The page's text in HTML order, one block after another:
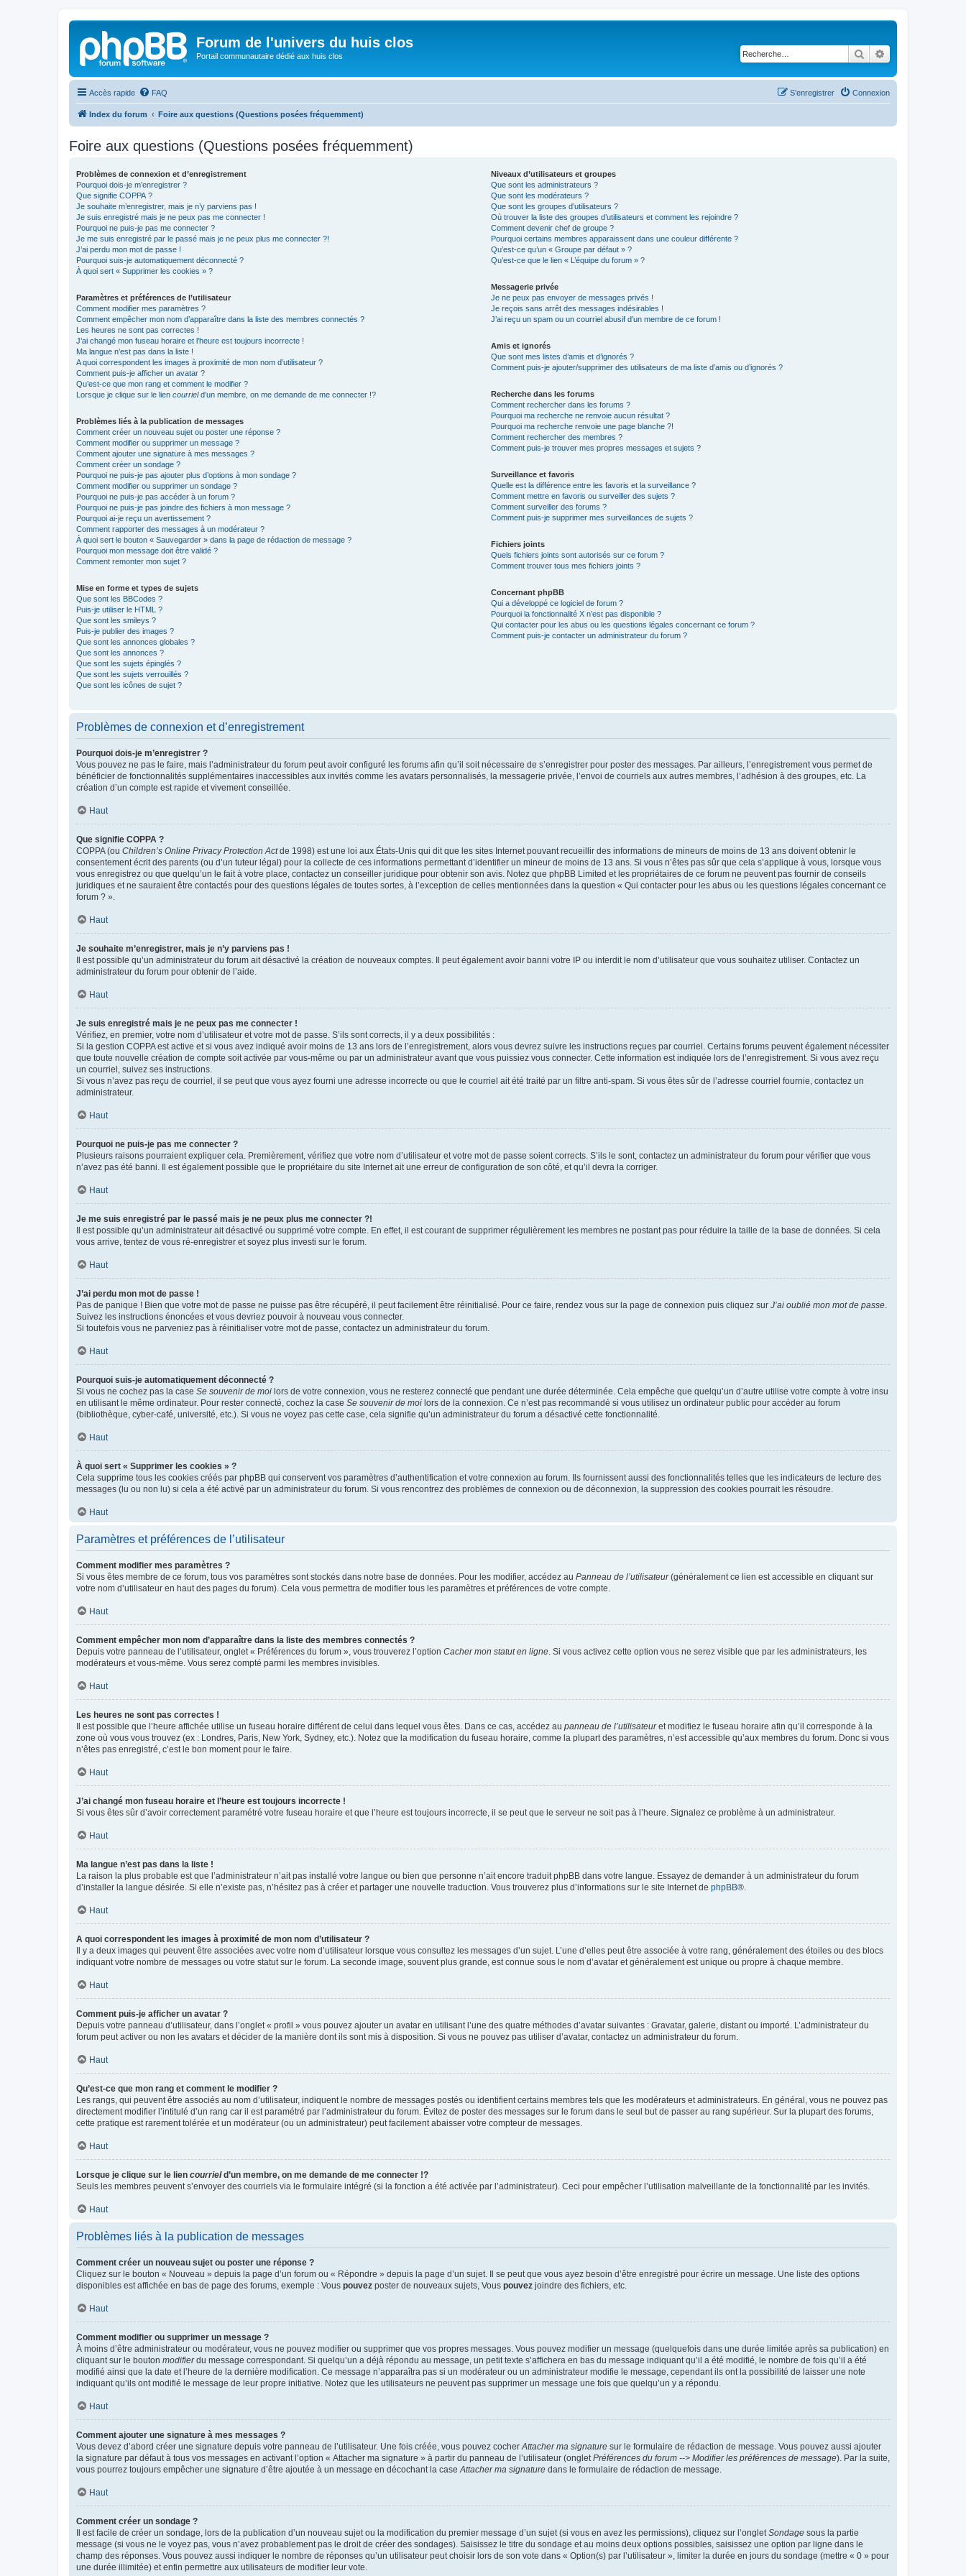
Forum de l'univers du huis clos
Portail communautaire dédié aux huis clos Rechercher
Accès rapide FAQ Connexion
S’enregistrer
Index du forum Foire aux questions (Questions posées fréquemment)
Foire aux questions (Questions posées fréquemment)
Problèmes de connexion et d’enregistrement
Pourquoi dois-je m’enregistrer ?
Que signifie COPPA ?
Je souhaite m’enregistrer, mais je n’y parviens pas !
Je suis enregistré mais je ne peux pas me connecter !
Pourquoi ne puis-je pas me connecter ?
Je me suis enregistré par le passé mais je ne peux plus me connecter ?!
J’ai perdu mon mot de passe !
Pourquoi suis-je automatiquement déconnecté ?
À quoi sert « Supprimer les cookies » ?
Paramètres et préférences de l’utilisateur
Comment modifier mes paramètres ?
Comment empêcher mon nom d’apparaître dans la liste des membres connectés ?
Les heures ne sont pas correctes !
J’ai changé mon fuseau horaire et l’heure est toujours incorrecte !
Ma langue n’est pas dans la liste !
A quoi correspondent les images à proximité de mon nom d’utilisateur ?
Comment puis-je afficher un avatar ?
Qu’est-ce que mon rang et comment le modifier ?
Lorsque je clique sur le lien courrield’un membre, on me demande de me connecter !?
Problèmes liés à la publication de messages
Comment créer un nouveau sujet ou poster une réponse ?
Comment modifier ou supprimer un message ?
Comment ajouter une signature à mes messages ?
Comment créer un sondage ?
Pourquoi ne puis-je pas ajouter plus d’options à mon sondage ?
Comment modifier ou supprimer un sondage ?
Pourquoi ne puis-je pas accéder à un forum ?
Pourquoi ne puis-je pas joindre des fichiers à mon message ?
Pourquoi ai-je reçu un avertissement ?
Comment rapporter des messages à un modérateur ?
À quoi sert le bouton « Sauvegarder » dans la page de rédaction de message ?
Pourquoi mon message doit être validé ?
Comment remonter mon sujet ?
Mise en forme et types de sujets
Que sont les BBCodes ?
Puis-je utiliser le HTML ?
Que sont les smileys ?
Puis-je publier des images ?
Que sont les annonces globales ?
Que sont les annonces ?
Que sont les sujets épinglés ?
Que sont les sujets verrouillés ?
Que sont les icônes de sujet ?
Niveaux d’utilisateurs et groupes
Que sont les administrateurs ?
Que sont les modérateurs ?
Que sont les groupes d’utilisateurs ?
Où trouver la liste des groupes d’utilisateurs et comment les rejoindre ?
Comment devenir chef de groupe ?
Pourquoi certains membres apparaissent dans une couleur différente ?
Qu’est-ce qu’un « Groupe par défaut » ?
Qu’est-ce que le lien « L’équipe du forum » ?
Messagerie privée
Je ne peux pas envoyer de messages privés !
Je reçois sans arrêt des messages indésirables !
J’ai reçu un spam ou un courriel abusif d’un membre de ce forum !
Amis et ignorés
Que sont mes listes d’amis et d’ignorés ?
Comment puis-je ajouter/supprimer des utilisateurs de ma liste d’amis ou d’ignorés ?
Recherche dans les forums
Comment rechercher dans les forums ?
Pourquoi ma recherche ne renvoie aucun résultat ?
Pourquoi ma recherche renvoie une page blanche ?!
Comment rechercher des membres ?
Comment puis-je trouver mes propres messages et sujets ?
Surveillance et favoris
Quelle est la différence entre les favoris et la surveillance ?
Comment mettre en favoris ou surveiller des sujets ?
Comment surveiller des forums ?
Comment puis-je supprimer mes surveillances de sujets ?
Fichiers joints
Quels fichiers joints sont autorisés sur ce forum ?
Comment trouver tous mes fichiers joints ?
Concernant phpBB
Qui a développé ce logiciel de forum ?
Pourquoi la fonctionnalité X n’est pas disponible ?
Qui contacter pour les abus ou les questions légales concernant ce forum ?
Comment puis-je contacter un administrateur du forum ?
Problèmes de connexion et d’enregistrement
Pourquoi dois-je m’enregistrer ?
Vous pouvez ne pas le faire, mais l’administrateur du forum peut avoir configuré les forums afin qu’il soit nécessaire de s’enregistrer pour poster des messages. Par ailleurs, l’enregistrement vous permet de
bénéficier de fonctionnalités supplémentaires inaccessibles aux invités comme les avatars personnalisés, la messagerie privée, l’envoi de courriels aux autres membres, l’adhésion à des groupes, etc. La
création d’un compte est rapide et vivement conseillée.
Haut
Que signifie COPPA ?
COPPA (ou Children’s Online Privacy Protection Actde 1998) est une loi aux États-Unis qui dit que les sites Internet pouvant recueillir des informations de mineurs de moins de 13 ans doivent obtenir le
consentement écrit des parents (ou d’un tuteur légal) pour la collecte de ces informations permettant d’identifier un mineur de moins de 13 ans. Si vous n’êtes pas sûr que cela s’applique à vous, lorsque vous
vous enregistrez ou que quelqu’un le fait à votre place, contactez un conseiller juridique pour obtenir son avis. Notez que phpBB Limited et les propriétaires de ce forum ne peuvent pas fournir de conseils
juridiques et ne sauraient être contactés pour des questions légales de toutes sortes, à l’exception de celles mentionnées dans la question « Qui contacter pour les abus ou les questions légales concernant ce
forum ? ».
Haut
Je souhaite m’enregistrer, mais je n’y parviens pas !
Il est possible qu’un administrateur du forum ait désactivé la création de nouveaux comptes. Il peut également avoir banni votre IP ou interdit le nom d’utilisateur que vous souhaitez utiliser. Contactez un
administrateur du forum pour obtenir de l’aide.
Haut
Je suis enregistré mais je ne peux pas me connecter !
Vérifiez, en premier, votre nom d’utilisateur et votre mot de passe. S’ils sont corrects, il y a deux possibilités :
Si la gestion COPPA est active et si vous avez indiqué avoir moins de 13 ans lors de l’enregistrement, alors vous devrez suivre les instructions reçues par courriel. Certains forums peuvent également nécessiter
que toute nouvelle création de compte soit activée par vous-même ou par un administrateur avant que vous puissiez vous connecter. Cette information est indiquée lors de l’enregistrement. Si vous avez reçu
un courriel, suivez ses instructions.
Si vous n’avez pas reçu de courriel, il se peut que vous ayez fourni une adresse incorrecte ou que le courriel ait été traité par un filtre anti-spam. Si vous êtes sûr de l’adresse courriel fournie, contactez un
administrateur.
Haut
Pourquoi ne puis-je pas me connecter ?
Plusieurs raisons pourraient expliquer cela. Premièrement, vérifiez que votre nom d’utilisateur et votre mot de passe soient corrects. S’ils le sont, contactez un administrateur du forum pour vérifier que vous
n’avez pas été banni. Il est également possible que le propriétaire du site Internet ait une erreur de configuration de son côté, et qu’il devra la corriger.
Haut
Je me suis enregistré par le passé mais je ne peux plus me connecter ?!
Il est possible qu’un administrateur ait désactivé ou supprimé votre compte. En effet, il est courant de supprimer régulièrement les membres ne postant pas pour réduire la taille de la base de données. Si cela
vous arrive, tentez de vous ré-enregistrer et soyez plus investi sur le forum.
Haut
J’ai perdu mon mot de passe !
Pas de panique ! Bien que votre mot de passe ne puisse pas être récupéré, il peut facilement être réinitialisé. Pour ce faire, rendez vous sur la page de connexion puis cliquez sur J’ai oublié mon mot de passe
Suivez les instructions énoncées et vous devriez pouvoir à nouveau vous connecter.
Si toutefois vous ne parveniez pas à réinitialiser votre mot de passe, contactez un administrateur du forum.
Haut
Pourquoi suis-je automatiquement déconnecté ?
Si vous ne cochez pas la case Se souvenir de moi lors de votre connexion, vous ne resterez connecté que pendant une durée déterminée. Cela empêche que quelqu’un d’autre utilise votre compte à votre insu
en utilisant le même ordinateur. Pour rester connecté, cochez la case Se souvenir de moi lors de la connexion. Ce n’est pas recommandé si vous utilisez un ordinateur public pour accéder au forum
(bibliothèque, cyber-café, université, etc.). Si vous ne voyez pas cette case, cela signifie qu’un administrateur du forum a désactivé cette fonctionnalité.
Haut
À quoi sert « Supprimer les cookies » ?
Cela supprime tous les cookies créés par phpBB qui conservent vos paramètres d’authentification et votre connexion au forum. Ils fournissent aussi des fonctionnalités telles que les indicateurs de lecture des
messages (lu ou non lu) si cela a été activé par un administrateur du forum. Si vous rencontrez des problèmes de connexion ou de déconnexion, la suppression des cookies pourrait les résoudre.
Haut
Paramètres et préférences de l’utilisateur
Comment modifier mes paramètres ?
Si vous êtes membre de ce forum, tous vos paramètres sont stockés dans notre base de données. Pour les modifier, accédez au Panneau de l’utilisateur(généralement ce lien est accessible en cliquant sur
votre nom d’utilisateur en haut des pages du forum). Cela vous permettra de modifier tous les paramètres et préférences de votre compte.
Haut
Comment empêcher mon nom d’apparaître dans la liste des membres connectés ?
Depuis votre panneau de l’utilisateur, onglet « Préférences du forum », vous trouverez l’option Cacher mon statut en ligne . Si vous activez cette option vous ne serez visible que par les administrateurs, les
modérateurs et vous-même. Vous serez compté parmi les membres invisibles.
Haut
Les heures ne sont pas correctes !
Il est possible que l’heure affichée utilise un fuseau horaire différent de celui dans lequel vous êtes. Dans ce cas, accédez au panneau de l’utilisateuret modifiez le fuseau horaire afin qu’il corresponde à la
zone où vous vous trouvez (ex : Londres, Paris, New York, Sydney, etc.). Notez que la modification du fuseau horaire, comme la plupart des paramètres, n’est accessible qu’aux membres du forum. Donc si vous
n’êtes pas enregistré, c’est le bon moment pour le faire.
Haut
J’ai changé mon fuseau horaire et l’heure est toujours incorrecte !
Si vous êtes sûr d’avoir correctement paramétré votre fuseau horaire et que l’heure est toujours incorrecte, il se peut que le serveur ne soit pas à l’heure. Signalez ce problème à un administrateur.
Haut
Ma langue n’est pas dans la liste !
La raison la plus probable est que l’administrateur n’ait pas installé votre langue ou bien que personne n’ait encore traduit phpBB dans votre langue. Essayez de demander à un administrateur du forum
d’installer la langue désirée. Si elle n’existe pas, n’hésitez pas à créer et partager une nouvelle traduction. Vous trouverez plus d’informations sur le site Internet de phpBB®.
Haut
A quoi correspondent les images à proximité de mon nom d’utilisateur ?
Il y a deux images qui peuvent être associées avec votre nom d’utilisateur lorsque vous consultez les messages d’un sujet. L’une d’elles peut être associée à votre rang, généralement des étoiles ou des blocs
indiquant votre nombre de messages ou votre statut sur le forum. La seconde image, souvent plus grande, est connue sous le nom d’avatar et généralement est unique ou propre à chaque membre.
Haut
Comment puis-je afficher un avatar ?
Depuis votre panneau d’utilisateur, dans l’onglet « profil » vous pouvez ajouter un avatar en utilisant l’une des quatre méthodes d’avatar suivantes : Gravatar, galerie, distant ou importé. L’administrateur du
forum peut activer ou non les avatars et décider de la manière dont ils sont mis à disposition. Si vous ne pouvez pas utiliser d’avatar, contactez un administrateur du forum.
Haut
Qu’est-ce que mon rang et comment le modifier ?
Les rangs, qui peuvent être associés au nom d’utilisateur, indiquent le nombre de messages postés ou identifient certains membres tels que les modérateurs et administrateurs. En général, vous ne pouvez pas
directement modifier l’intitulé d’un rang car il est paramétré par l’administrateur du forum. Évitez de poster des messages sur le forum dans le seul but de passer au rang supérieur. Sur la plupart des forums,
cette pratique est rarement tolérée et un modérateur (ou un administrateur) peut facilement abaisser votre compteur de messages.
Haut
Lorsque je clique sur le lien courrield’un membre, on me demande de me connecter !?
Seuls les membres peuvent s’envoyer des courriels via le formulaire intégré (si la fonction a été activée par l’administrateur). Ceci pour empêcher l’utilisation malveillante de la fonctionnalité par les invités.
Haut
Problèmes liés à la publication de messages
Comment créer un nouveau sujet ou poster une réponse ?
Cliquez sur le bouton « Nouveau » depuis la page d’un forum ou « Répondre » depuis la page d’un sujet. Il se peut que vous ayez besoin d’être enregistré pour écrire un message. Une liste des options
disponibles est affichée en bas de page des forums, exemple : Vous pouvez poster de nouveaux sujets, Vous pouvez joindre des fichiers, etc.
Haut
Comment modifier ou supprimer un message ?
À moins d’être administrateur ou modérateur, vous ne pouvez modifier ou supprimer que vos propres messages. Vous pouvez modifier un message (quelquefois dans une durée limitée après sa publication) en
cliquant sur le bouton modifierdu message correspondant. Si quelqu’un a déjà répondu au message, un petit texte s’affichera en bas du message indiquant qu’il a été modifié, le nombre de fois qu’il a été
modifié ainsi que la date et l’heure de la dernière modification. Ce message n’apparaîtra pas si un modérateur ou un administrateur modifie le message, cependant ils ont la possibilité de laisser une note
indiquant qu’ils ont modifié le message de leur propre initiative. Notez que les utilisateurs ne peuvent pas supprimer un message une fois que quelqu’un y a répondu.
Haut
Comment ajouter une signature à mes messages ?
Vous devez d’abord créer une signature depuis votre panneau de l’utilisateur. Une fois créée, vous pouvez cocher Attacher ma signature sur le formulaire de rédaction de message. Vous pouvez aussi ajouter
la signature par défaut à tous vos messages en activant l’option « Attacher ma signature » à partir du panneau de l’utilisateur (onglet Préférences du forum --> Modifier les préférences de message). Par la suite,
vous pourrez toujours empêcher une signature d’être ajoutée à un message en décochant la case Attacher ma signature dans le formulaire de rédaction de message.
Haut
Comment créer un sondage ?
Il est facile de créer un sondage, lors de la publication d’un nouveau sujet ou la modification du premier message d’un sujet (si vous en avez les permissions), cliquez sur l’onglet Sondage sous la partie
message (si vous ne le voyez pas, vous n’avez probablement pas le droit de créer des sondages). Saisissez le titre du sondage et au moins deux options possibles, saisissez une option par ligne dans le
champ des réponses. Vous pouvez aussi indiquer le nombre de réponses qu’un utilisateur peut choisir lors de son vote dans « Option(s) par l’utilisateur », limiter la durée en jours du sondage (mettre « 0 » pour
une durée illimitée) et enfin permettre aux utilisateurs de modifier leur vote.